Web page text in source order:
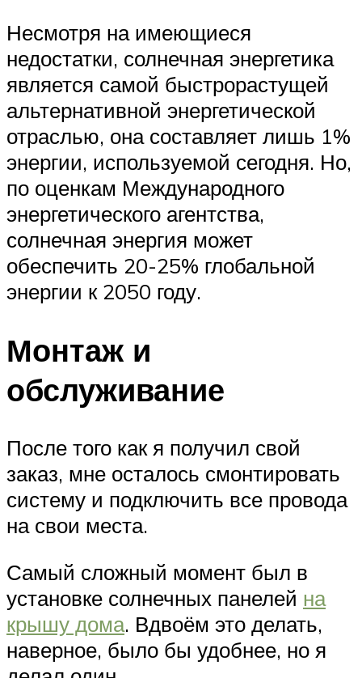
Несмотря на имеющиеся
недостатки, солнечная энергетика
является самой быстрорастущей
альтернативной энергетической
отраслью, она составляет лишь 1%
энергии, используемой сегодня. Но,
по оценкам Международного
энергетического агентства,
солнечная энергия может
обеспечить 20-25% глобальной
энергии к 2050 году.
Монтаж и
обслуживание
После того как я получил свой
заказ, мне осталось смонтировать
систему и подключить все провода
на свои места.
Самый сложный момент был в
установке солнечных панелей на
крышу дома. Вдвоём это делать,
наверное, было бы удобнее, но я